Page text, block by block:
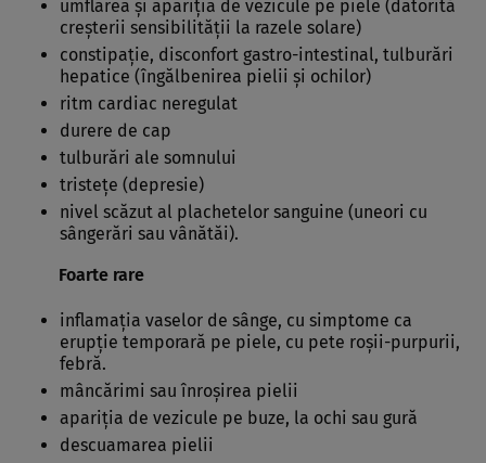
umflarea şi apariţia de vezicule pe piele (datorită
creşterii sensibilităţii la razele solare)
constipaţie, disconfort gastro-intestinal, tulburări
hepatice (îngălbenirea pielii şi ochilor)
ritm cardiac neregulat
durere de cap
tulburări ale somnului
tristeţe (depresie)
nivel scăzut al plachetelor sanguine (uneori cu
sângerări sau vânătăi).
Foarte rare
inflamaţia vaselor de sânge, cu simptome ca
erupţie temporară pe piele, cu pete roşii-purpurii,
febră.
mâncărimi sau înroşirea pielii
apariţia de vezicule pe buze, la ochi sau gură
descuamarea pielii